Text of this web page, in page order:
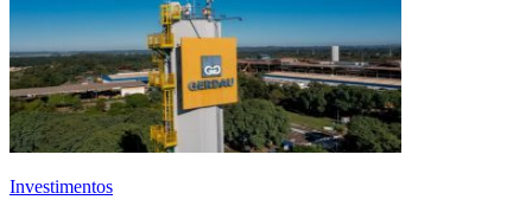
Investimentos